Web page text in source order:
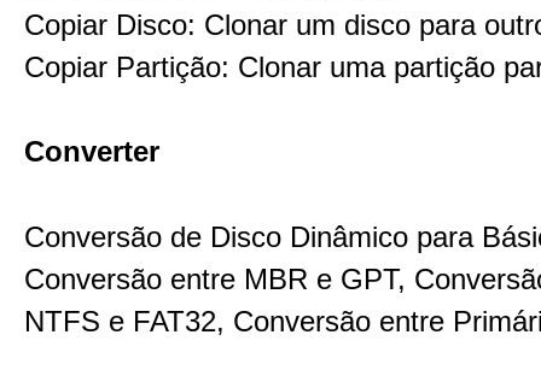
Copiar Disco: Clonar um disco para
Copiar Partição: Clonar uma partição
Converter
Conversão de Disco Dinâmico para
Conversão entre MBR e GPT,
NTFS e FAT32, Conversão entre